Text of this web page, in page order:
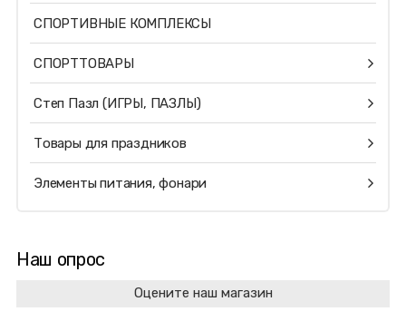
СПОРТИВНЫЕ КОМПЛЕКСЫ
СПОРТТОВАРЫ
Степ Пазл (ИГРЫ, ПАЗЛЫ)
Товары для праздников
Элементы питания, фонари
Наш опрос
Оцените наш магазин